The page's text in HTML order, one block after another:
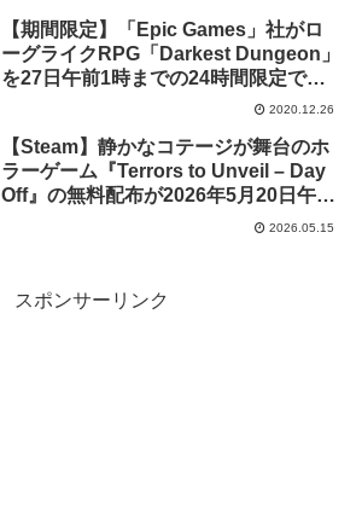
1週間限定で無料配布を開始！
【期間限定】「Epic Games」社がロ
ーグライクRPG「Darkest Dungeon」
を27日午前1時までの24時間限定で無
2020.12.26
【Steam】静かなコテージが舞台のホ
ラーゲーム『Terrors to Unveil – Day
Off』の無料配布が2026年5月20日午前
2026.05.15
スポンサーリンク